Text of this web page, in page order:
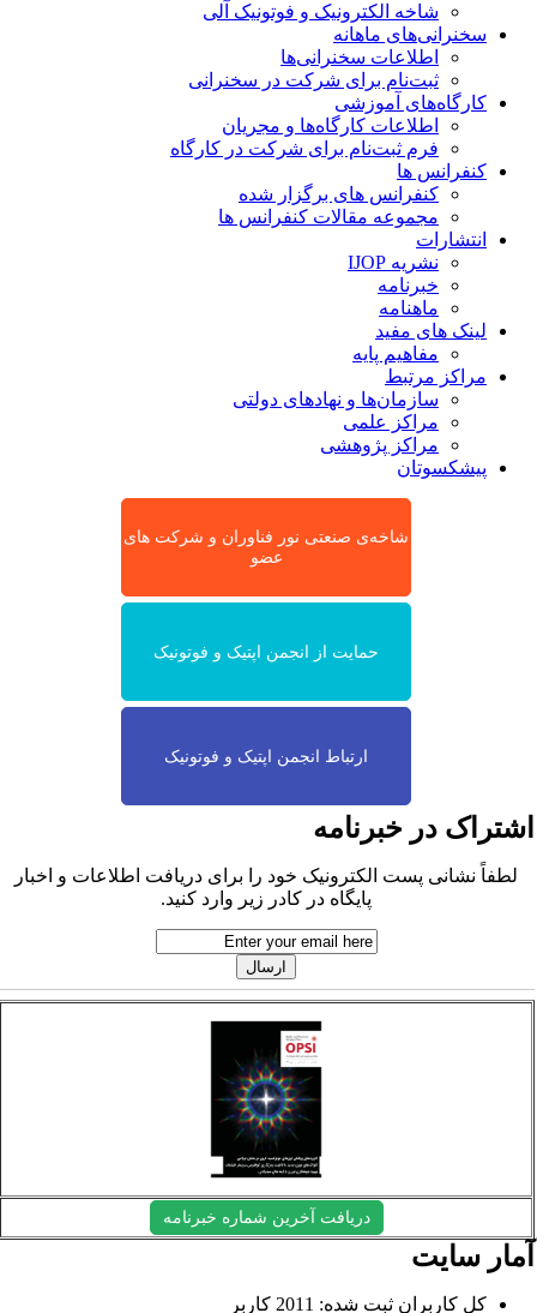
شاخه‌ الکترونیک و فوتونیک آلی
سخنرانی‌های ماهانه
اطلاعات سخنرانی‌‌ها
ثبت‌نام برای شرکت در سخنرانی
کارگاه‌های آموزشی
اطلاعات کارگاه‌ها و مجریان
فرم ثبت‌نام برای شرکت در کارگاه
کنفرانس ها
کنفرانس های برگزار شده
مجموعه مقالات کنفرانس ها
انتشارات
نشریه IJOP
خبرنامه
ماهنامه
لینک های مفید
مفاهیم پایه
مراکز مرتبط
سازمان‌ها و نهادهای دولتی
مراکز علمی
مراکز پژوهشی
پیشکسوتان
شاخه‌ی صنعتی نور فناوران و شرکت های
عضو
حمایت از انجمن اپتیک و فوتونیک
ارتباط انجمن اپتیک و فوتونیک
در خبرنامه
لطفاً نشانی پست الکترونیک خود را برای دریافت اطلاعات و اخبار
پایگاه در کادر زیر وارد کنید.
دریافت آخرین شماره خبرنامه
سایت
کل کاربران ثبت شده: 2011 کاربر